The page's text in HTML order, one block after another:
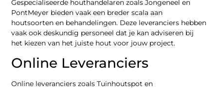
Gespecialiseerde houthandelaren zoals Jongeneel en
PontMeyer bieden vaak een breder scala aan
houtsoorten en behandelingen. Deze leveranciers hebben
vaak ook deskundig personeel dat je kan adviseren bij
het kiezen van het juiste hout voor jouw project.
Online Leveranciers
Online leveranciers zoals Tuinhoutspot en